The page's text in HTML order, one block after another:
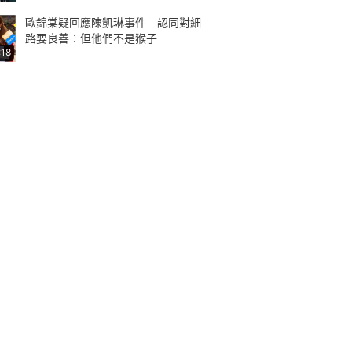
歐錦棠疑回應陳凱琳事件 認同對細
路要良善︰但他們不是猴子